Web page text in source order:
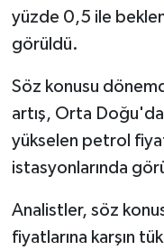
yüzde 0,5 ile
görüldü.
Söz konusu
artış, Orta
yükselen petrol
istasyonlarında
Analistler, söz
fiyatlarına karşın